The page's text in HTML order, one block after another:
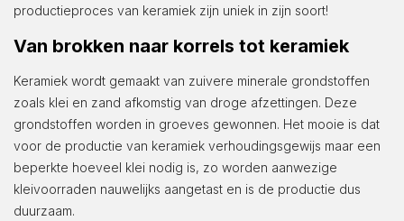
productieproces van keramiek zijn uniek in zijn soort!
Van brokken naar korrels tot keramiek
Keramiek wordt gemaakt van zuivere minerale grondstoffen
zoals klei en zand afkomstig van droge afzettingen. Deze
grondstoffen worden in groeves gewonnen. Het mooie is dat
voor de productie van keramiek verhoudingsgewijs maar een
beperkte hoeveel klei nodig is, zo worden aanwezige
kleivoorraden nauwelijks aangetast en is de productie dus
duurzaam.